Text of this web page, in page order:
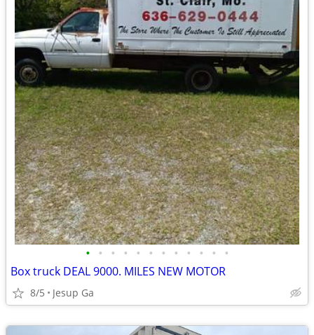
• • • • • • • • • • • •
Box truck DEAL 9000. MILES NEW MOTOR
8/5 Jesup Ga